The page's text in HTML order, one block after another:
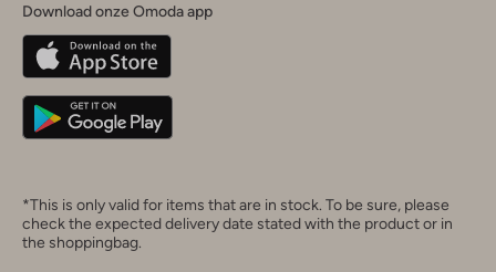
Belgique(Français)
Deutschland
Download onze Omoda app
*This is only valid for items that are in stock. To be sure, please
check the expected delivery date stated with the product or in
the shoppingbag.